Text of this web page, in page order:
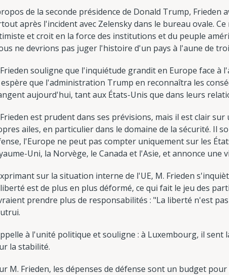
de la seconde présidence de Donald Trump, Frieden
après l'incident avec Zelensky dans le bureau ovale.
et croit en la force des institutions et du peuple
ne devrions pas juger l'histoire d'un pays à l'aune de
souligne que l'inquiétude grandit en Europe face à
que l'administration Trump en reconnaîtra les
aujourd'hui, tant aux États-Unis que dans leurs
est prudent dans ses prévisions, mais il est clair
ailes, en particulier dans le domaine de la sécurité. Il
l'Europe ne peut pas compter uniquement sur les
Uni, la Norvège, le Canada et l'Asie, et annonce une
sur la situation interne de l'UE, M. Frieden
est de plus en plus déformé, ce qui fait le jeu des
prendre plus de responsabilités : "La liberté n'est
à l'unité politique et souligne : à Luxembourg, il
la stabilité.
M. Frieden, les dépenses de défense sont un budget